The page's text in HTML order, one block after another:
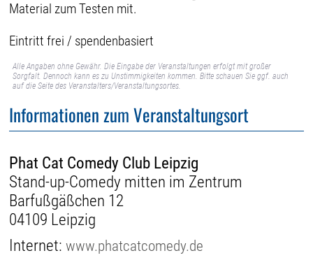
Material zum Testen mit.
Eintritt frei / spendenbasiert
Alle Angaben ohne Gewähr. Die Eingabe der Veranstaltungen erfolgt mit großer
Sorgfalt. Dennoch kann es zu Unstimmigkeiten kommen. Bitte schauen Sie ggf. auch
auf die Seite des Veranstalters/Veranstaltungsortes.
Informationen zum Veranstaltungsort
Phat Cat Comedy Club Leipzig
Stand-up-Comedy mitten im Zentrum
Barfußgäßchen 12
04109 Leipzig
Internet:www.phatcatcomedy.de